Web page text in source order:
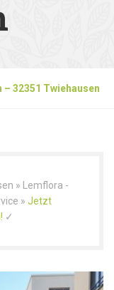
– 32351 Twiehausen
» Lemflora -
» Jetzt
✓